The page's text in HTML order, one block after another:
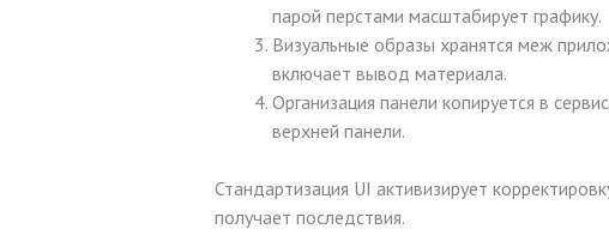
парой перстами масштабирует графику.
Визуальные образы хранятся меж
включает вывод материала.
Организация панели копируется в
верхней панели.
Стандартизация UI активизирует
получает последствия.